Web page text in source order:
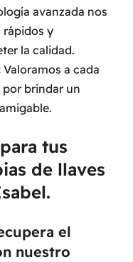
avanzada nos
rápidos y
la calidad.
Valoramos a cada
brindar un
tus
de llaves
el
nuestro